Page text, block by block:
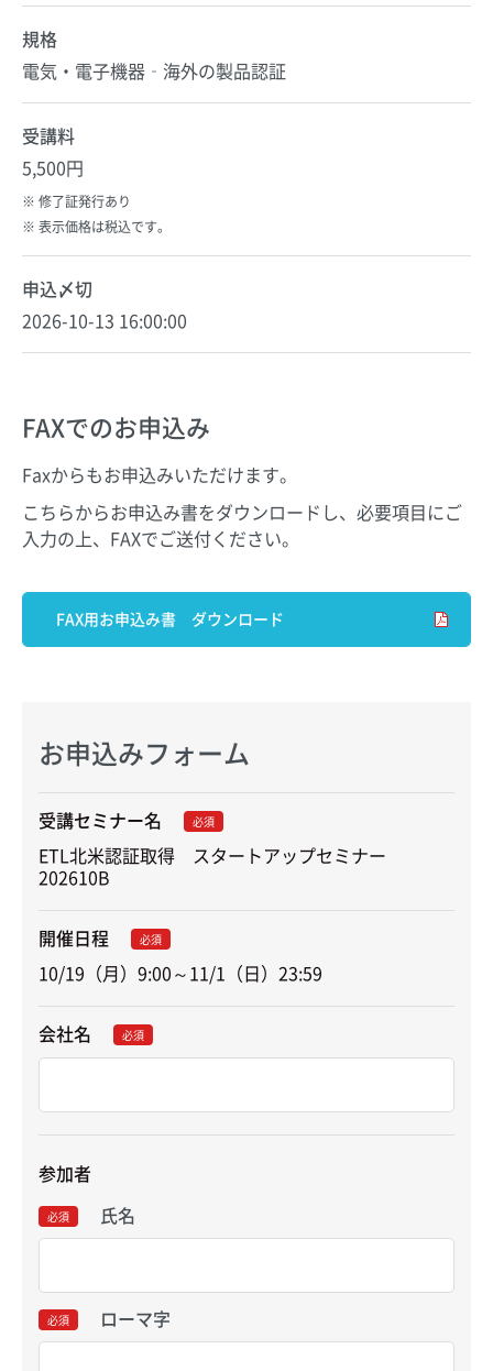
規格
電気・電子機器‐海外の製品認証
受講料
5,500円
修了証発行あり
表示価格は税込です。
申込〆切
2026-10-13 16:00:00
FAXでのお申込み
Faxからもお申込みいただけます。
こちらからお申込み書をダウンロードし、必要項目にご
入力の上、FAXでご送付ください。
FAX用お申込み書 ダウンロード
お申込みフォーム
受講セミナー名 必須
ETL北米認証取得　スタートアップセミナー
202610B
開催日程 必須
10/19（月）9:00～11/1（日）23:59
会社名 必須
参加者
必須 氏名
必須 ローマ字